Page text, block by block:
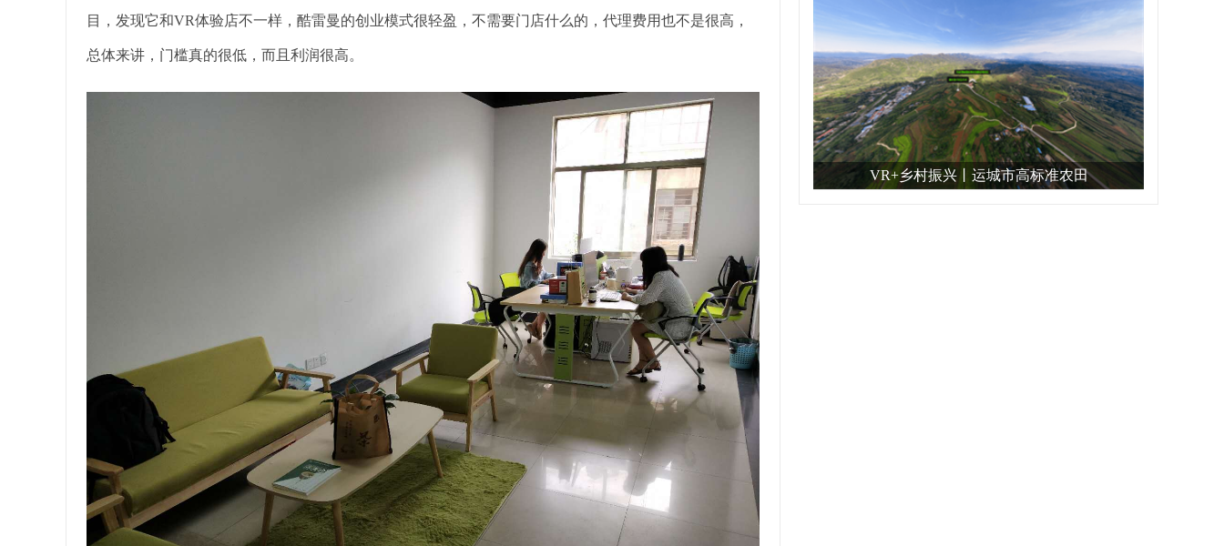
目，发现它和VR体验店不一样，酷雷曼的创业模式很轻盈，不需要门店什么的，代理费用也不是很高，
总体来讲，门槛真的很低，而且利润很高。
VR+乡村振兴丨运城市高标准农田